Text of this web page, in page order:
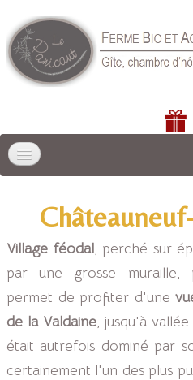
LIEU DE SÉJOUR ▼
GÎTES
CHAMBRE D'HÔTES
RÉSERVER
ACTIVITÉS
Village féodal, perché sur
par une grosse muraille,
permet de profiter d'une
de la Valdaine, jusqu'à
était autrefois dominé par
certainement l'un des plus